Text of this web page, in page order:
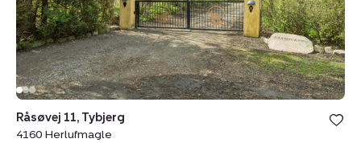
Bolig er
under
Råsøvej 11, Tybjerg
4160 Herlufmagle